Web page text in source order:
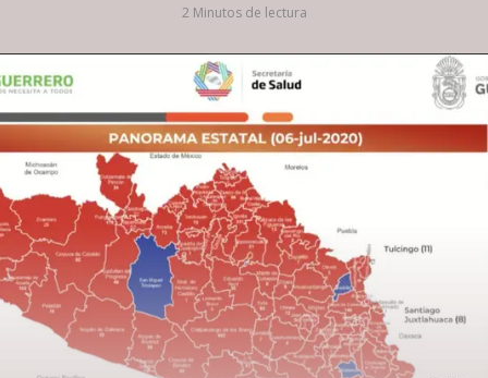
2 Minutos de lectura